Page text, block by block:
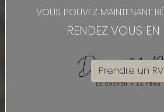
LE SALON
LE CHEVEU
LA PEAU
VOUS POUVEZ MAINTENANT
RENDEZ VOUS EN
Prendre un RV